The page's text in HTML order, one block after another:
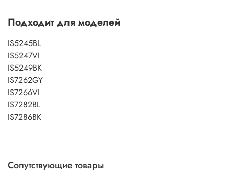
Подходит для моделей
IS5245BL
IS5247VI
IS5249BK
IS7262GY
IS7266VI
IS7282BL
IS7286BK
Сопутствующие товары